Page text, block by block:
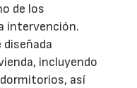
de los
intervención.
incluyendo
así